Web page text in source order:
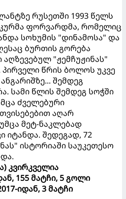
რუსეთში 1993 წელს
ფორვარდმა, რომელიც
სოხუმის "დინამოსა" და
ბურთის გორება
"ჟემჩუჟინას"
პირველი წრის ბოლოს უკვე
შემდეგ
სამი წლის შემდეგ სოჭში
ძველებური
აღარ
მეტ-ნაკლებად
შედეგად, 72
ისტორიაში საუკეთესო
კვირკველია
155 მატჩი, 5 გოლი
იდან, 3 მატჩი